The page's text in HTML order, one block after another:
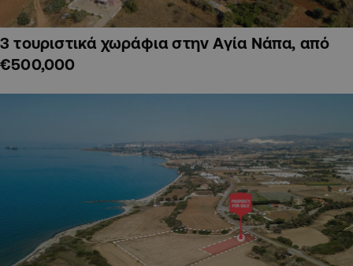
3 τουριστικά χωράφια στην Αγία Νάπα, από
€500,000